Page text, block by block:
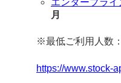
月
※最低ご利用人数
https://www.stock-